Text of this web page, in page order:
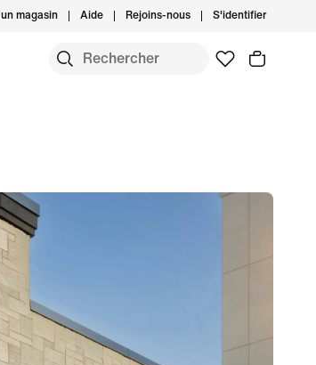
magasin Aide Rejoins-nous S'identifier